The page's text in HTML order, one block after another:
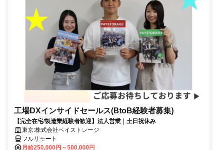
工場DXインサイドセールス(BtoB経験者募集)
【完全在宅/製造業経験者歓迎】法人営業｜土日祝休み
東京:株式会社ペイストレージ
フルリモート
月給250,000円～500,000円